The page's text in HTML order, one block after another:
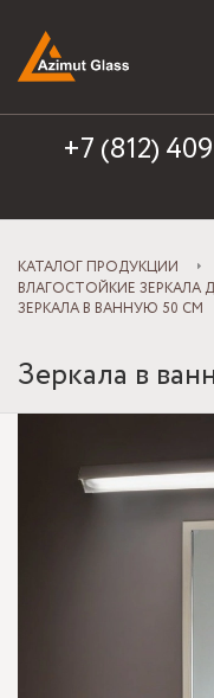
+7 (812)
КАТАЛОГ ПРОДУКЦИИ
ВЛАГОСТОЙКИЕ ЗЕРКАЛА
ЗЕРКАЛА В ВАННУЮ 50 СМ
Зеркала в